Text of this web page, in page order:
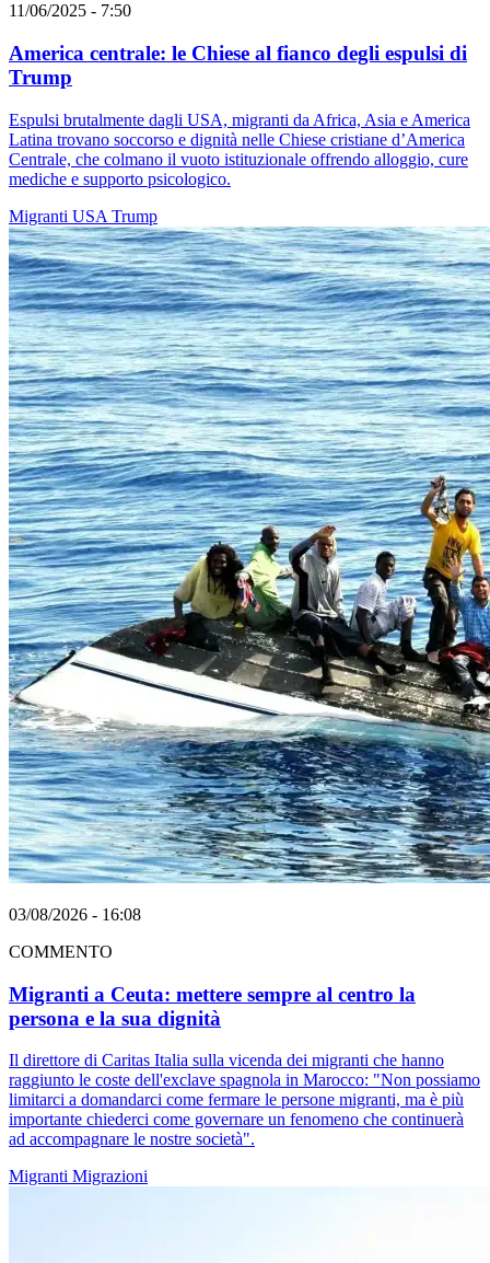
11/06/2025 - 7:50
America centrale: le Chiese al fianco degli espulsi di
Trump
Espulsi brutalmente dagli USA, migranti da Africa, Asia e America
Latina trovano soccorso e dignità nelle Chiese cristiane d’America
Centrale, che colmano il vuoto istituzionale offrendo alloggio, cure
mediche e supporto psicologico.
Migranti USA Trump
03/08/2026 - 16:08
COMMENTO
Migranti a Ceuta: mettere sempre al centro la
persona e la sua dignità
Il direttore di Caritas Italia sulla vicenda dei migranti che hanno
raggiunto le coste dell'exclave spagnola in Marocco: "Non possiamo
limitarci a domandarci come fermare le persone migranti, ma è più
importante chiederci come governare un fenomeno che continuerà
ad accompagnare le nostre società".
Migranti Migrazioni